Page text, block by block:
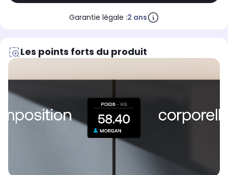
Garantie légale :2 ans
Les points forts du produit